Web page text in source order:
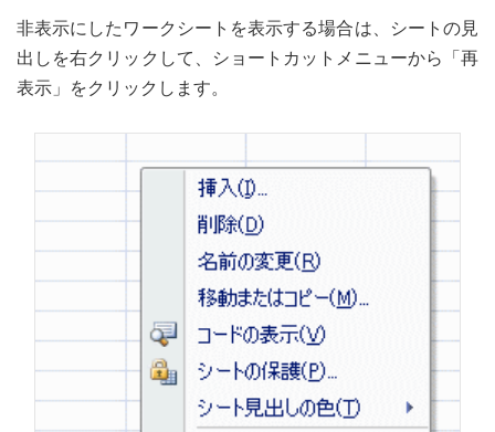
非表示にしたワークシートを表示する場合は、シートの見
出しを右クリックして、ショートカットメニューから「再
表示」をクリックします。